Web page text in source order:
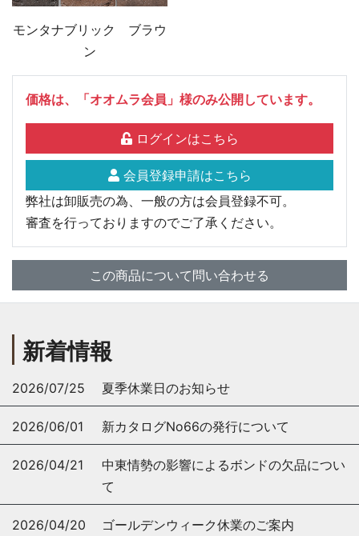
モンタナブリック ブラウ
ン
価格は、「オオムラ会員」様のみ公開しています。
ログインはこちら
会員登録申請はこちら
弊社は卸販売の為、一般の方は会員登録不可。
審査を行っておりますのでご了承ください。
この商品について問い合わせる
新着情報
2026/07/25 夏季休業日のお知らせ
2026/06/01 新カタログNo66の発行について
2026/04/21
中東情勢の影響によるボンドの欠品につい
て
2026/04/20 ゴールデンウィーク休業のご案内